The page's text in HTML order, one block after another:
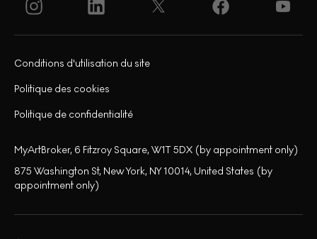
Politique de confidentialité
Politique des cookies
Conditions d'utilisation du site
MyArtBroker, 6 Fitzroy Square, W1T 5DX (by appointment only)
875 Washington St, New York, NY 10014, United States (by
appointment only)